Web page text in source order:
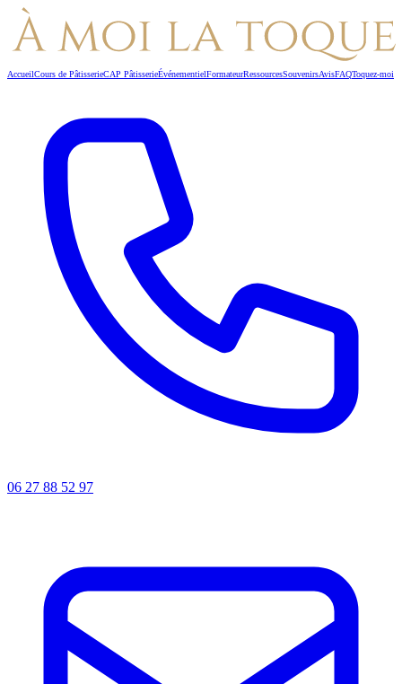
AccueilCours de PâtisserieCAP PâtisserieÉvénementielFormateurRessourcesSouvenirsAvisFAQToquez-moi
06 27 88 52 97